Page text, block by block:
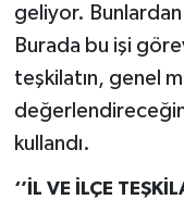
geliyor.
Burada bu işi
teşkilatın, genel
kullandı.
‘’İL VE İLÇE